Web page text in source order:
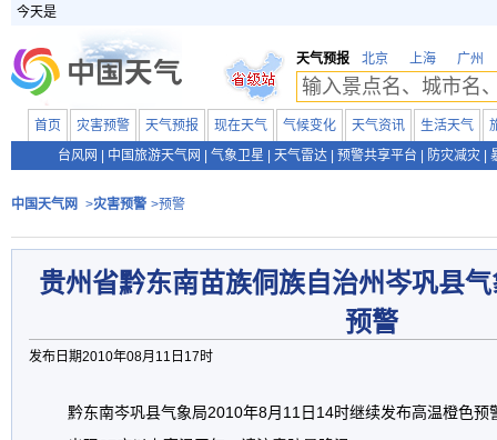
今天是
天气预报 北京 上海 广州
首页 灾害预警 天气预报 现在天气 气候变化 天气资讯 生活天气
台风网
中国旅游天气网 气象卫星 天气雷达 预警共享平台 防灾减灾
中国天气网 >灾害预警 >预警
贵州省黔东南苗族侗族自治州岑巩县
预警
发布日期2010年08月11日17时
黔东南岑巩县气象局2010年8月11日14时继续发布高温橙色预